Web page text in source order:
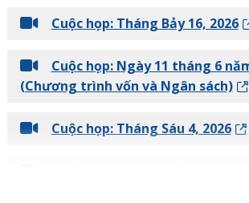
Cuộc họp: Tháng Bảy 16, 2026
Cuộc họp: Ngày 11 tháng 6
(Chương trình vốn và Ngân sách)
Cuộc họp: Tháng Sáu 4, 2026